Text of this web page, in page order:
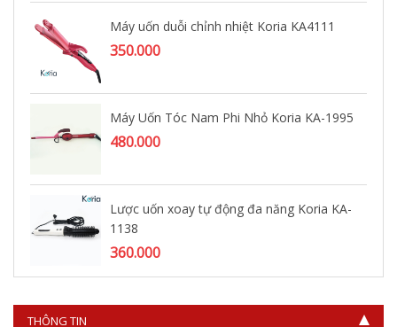
Máy uốn duỗi chỉnh nhiệt Koria KA4111
350.000
Máy Uốn Tóc Nam Phi Nhỏ Koria KA-1995
480.000
Lược uốn xoay tự động đa năng Koria KA-
1138
360.000
THÔNG TIN